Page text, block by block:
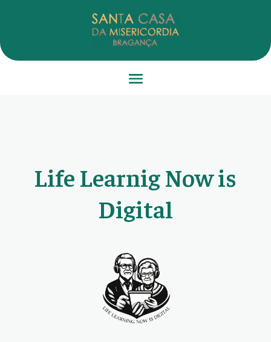
Life Learnig Now is
Digital